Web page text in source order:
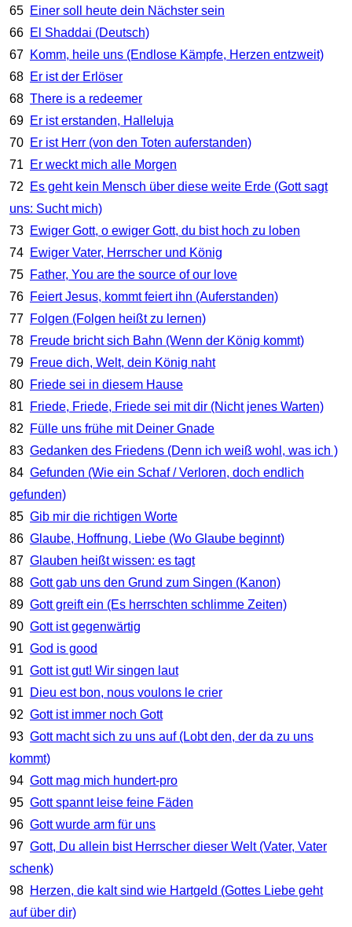
65 Einer soll heute dein Nächster sein
66 El Shaddai (Deutsch)
67 Komm, heile uns (Endlose Kämpfe, Herzen entzweit)
68 Er ist der Erlöser
68 There is a redeemer
69 Er ist erstanden, Halleluja
70 Er ist Herr (von den Toten auferstanden)
71
Er weckt mich alle Morgen
72
Es geht kein Mensch über diese weite Erde (Gott sagt
uns: Sucht mich)
73 Ewiger Gott, o ewiger Gott, du bist hoch zu loben
74 Ewiger Vater, Herrscher und König
75 Father, You are the source of our love
76 Feiert Jesus, kommt feiert ihn (Auferstanden)
77 Folgen (Folgen heißt zu lernen)
78 Freude bricht sich Bahn (Wenn der König kommt)
79 Freue dich, Welt, dein König naht
80 Friede sei in diesem Hause
81
Friede, Friede, Friede sei mit dir (Nicht jenes Warten)
82
Fülle uns frühe mit Deiner Gnade
83 Gedanken des Friedens (Denn ich weiß wohl, was ich )
84 Gefunden (Wie ein Schaf / Verloren, doch endlich
gefunden)
85 Gib mir die richtigen Worte
86 Glaube, Hoffnung, Liebe (Wo Glaube beginnt)
87 Glauben heißt wissen: es tagt
88 Gott gab uns den Grund zum Singen (Kanon)
89 Gott greift ein (Es herrschten schlimme Zeiten)
90 Gott ist gegenwärtig
91 God is good
91 Gott ist gut! Wir singen laut
91
Dieu est bon, nous voulons le crier
92 Gott ist immer noch Gott
93 Gott macht sich zu uns auf (Lobt den, der da zu uns
kommt)
94 Gott mag mich hundert-pro
95 Gott spannt leise feine Fäden
96 Gott wurde arm für uns
97 Gott, Du allein bist Herrscher dieser Welt (Vater, Vater
schenk)
98 Herzen, die kalt sind wie Hartgeld (Gottes Liebe geht
auf über dir)